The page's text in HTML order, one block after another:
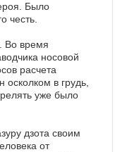
Было
честь.
Во время
носовой
расчета
в грудь,
уже было
дзота своим
от